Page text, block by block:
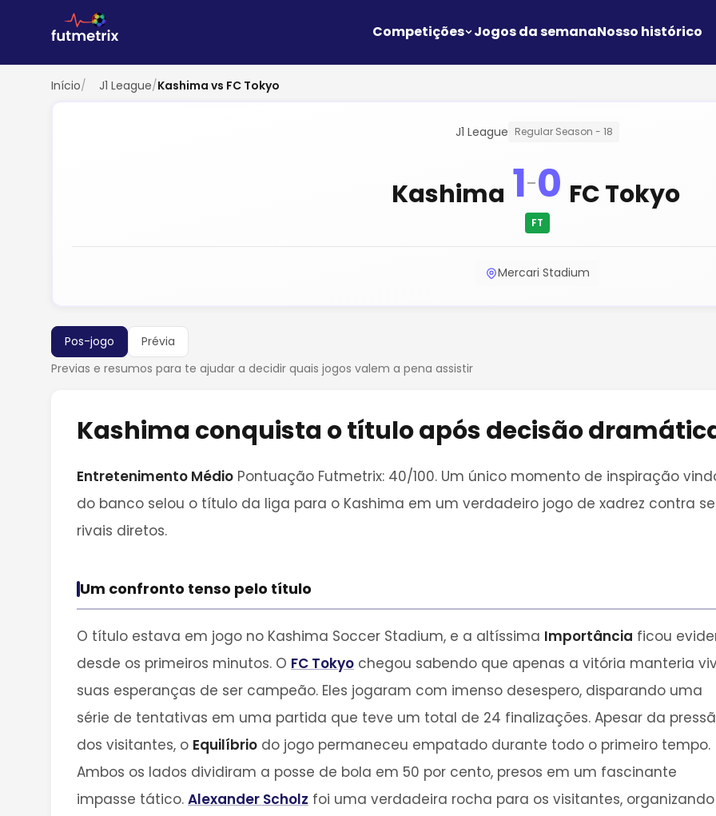
Competições Jogos da semanaNosso histórico
Início/ J1 League/Kashima vs FC Tokyo
J1 League Regular Season - 18
Kashima 1-0
FT
FC Tokyo
Mercari Stadium
Pos-jogo
Prévia
Previas e resumos para te ajudar a decidir quais jogos valem a pena assistir
Kashima conquista o título após decisão
Entretenimento Médio Pontuação Futmetrix: 40/100. Um único momento de inspiração
do banco selou o título da liga para o Kashima em um verdadeiro jogo de xadrez contra
rivais diretos.
Um confronto tenso pelo título
O título estava em jogo no Kashima Soccer Stadium, e a altíssima Importância ficou
desde os primeiros minutos. O FC Tokyo chegou sabendo que apenas a vitória manteria
suas esperanças de ser campeão. Eles jogaram com imenso desespero, disparando uma
série de tentativas em uma partida que teve um total de 24 finalizações. Apesar da
dos visitantes, o Equilíbrio do jogo permaneceu empatado durante todo o primeiro tempo.
Ambos os lados dividiram a posse de bola em 50 por cento, presos em um fascinante
impasse tático. Alexander Scholz foi uma verdadeira rocha para os visitantes,